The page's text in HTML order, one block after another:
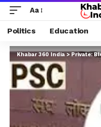
Aa
Politics Education
Khabar 360 India > Private: